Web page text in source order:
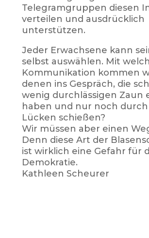
Telegramgruppen diesen
verteilen und ausdrücklich
unterstützen.
Jeder Erwachsene kann
selbst auswählen. Mit
Kommunikation kommen
denen ins Gespräch, die
wenig durchlässigen Zaun
haben und nur noch
Lücken schießen?
Wir müssen aber einen
Denn diese Art der
ist wirklich eine Gefahr für
Demokratie.
Kathleen Scheurer